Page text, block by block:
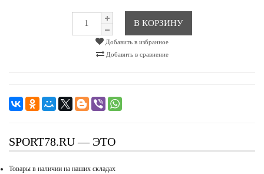
В КОРЗИНУ
Добавить в избранное
Добавить в сравнение
SPORT78.RU — ЭТО
Товары в наличии на наших складах